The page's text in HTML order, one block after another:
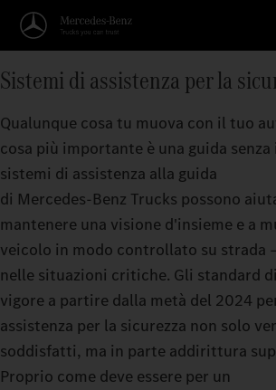
Sistemi di assistenza per la
Qualunque cosa tu muova con il tuo
cosa più importante è una guida
sistemi di assistenza alla guida
di Mercedes‑Benz Trucks possono
mantenere una visione d'insieme e a
veicolo in modo controllato su strada
nelle situazioni critiche. Gli standard
vigore a partire dalla metà del 2024
assistenza per la sicurezza non solo
soddisfatti, ma in parte addirittura
Proprio come deve essere per un